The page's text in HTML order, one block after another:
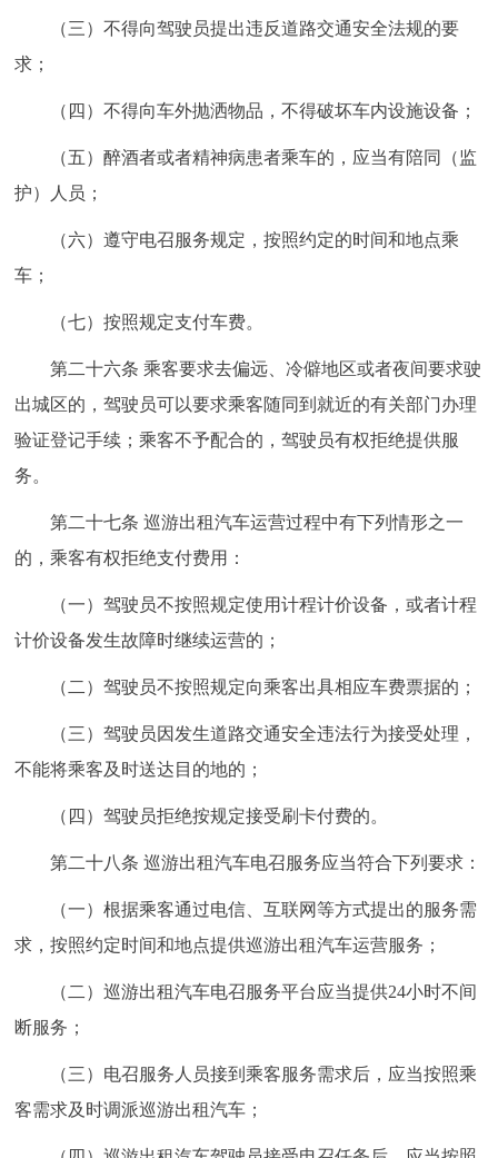
（三）不得向驾驶员提出违反道路交通安全法规的要
求；
（四）不得向车外抛洒物品，不得破坏车内设施设备；
（五）醉酒者或者精神病患者乘车的，应当有陪同（监
护）人员；
（六）遵守电召服务规定，按照约定的时间和地点乘
车；
（七）按照规定支付车费。
第二十六条 乘客要求去偏远、冷僻地区或者夜间要求驶
出城区的，驾驶员可以要求乘客随同到就近的有关部门办理
验证登记手续；乘客不予配合的，驾驶员有权拒绝提供服
务。
第二十七条 巡游出租汽车运营过程中有下列情形之一
的，乘客有权拒绝支付费用：
（一）驾驶员不按照规定使用计程计价设备，或者计程
计价设备发生故障时继续运营的；
（二）驾驶员不按照规定向乘客出具相应车费票据的；
（三）驾驶员因发生道路交通安全违法行为接受处理，
不能将乘客及时送达目的地的；
（四）驾驶员拒绝按规定接受刷卡付费的。
第二十八条 巡游出租汽车电召服务应当符合下列要求：
（一）根据乘客通过电信、互联网等方式提出的服务需
求，按照约定时间和地点提供巡游出租汽车运营服务；
（二）巡游出租汽车电召服务平台应当提供24小时不间
断服务；
（三）电召服务人员接到乘客服务需求后，应当按照乘
客需求及时调派巡游出租汽车；